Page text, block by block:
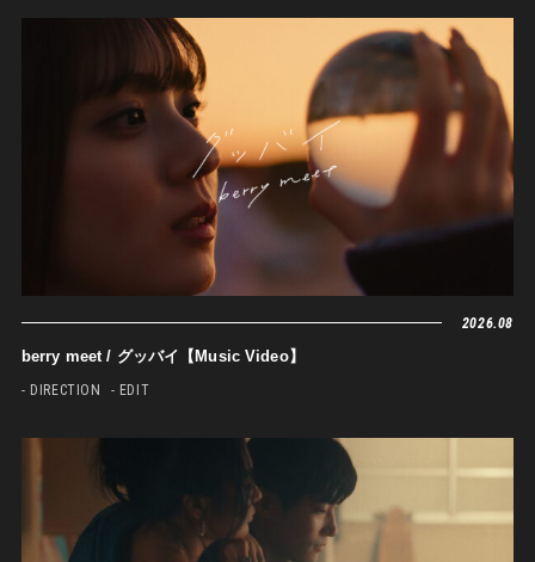
2026.08
berry meet / グッバイ【Music Video】
- DIRECTION - EDIT